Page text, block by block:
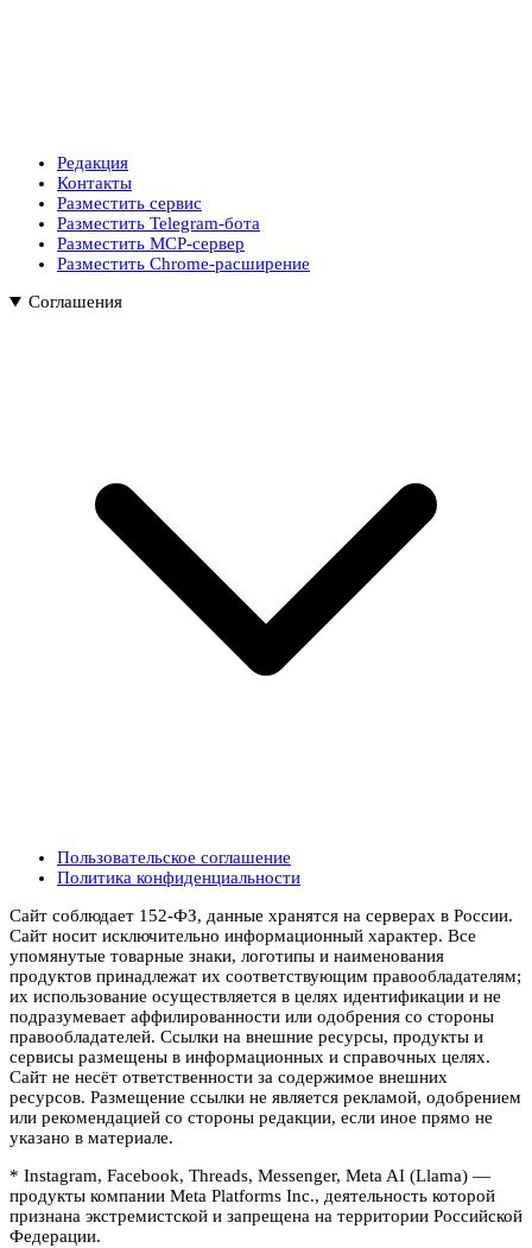
Редакция
Контакты
Разместить сервис
Разместить Telegram-бота
Разместить MCP-сервер
Разместить Chrome-расширение
Соглашения
Пользовательское соглашение
Политика конфиденциальности
Сайт соблюдает 152-ФЗ, данные хранятся на серверах в России.
Сайт носит исключительно информационный характер. Все
упомянутые товарные знаки, логотипы и наименования
продуктов принадлежат их соответствующим правообладателям;
их использование осуществляется в целях идентификации и не
подразумевает аффилированности или одобрения со стороны
правообладателей. Ссылки на внешние ресурсы, продукты и
сервисы размещены в информационных и справочных целях.
Сайт не несёт ответственности за содержимое внешних
ресурсов. Размещение ссылки не является рекламой, одобрением
или рекомендацией со стороны редакции, если иное прямо не
указано в материале.
* Instagram, Facebook, Threads, Messenger, Meta AI (Llama) —
продукты компании Meta Platforms Inc., деятельность которой
признана экстремистской и запрещена на территории Российской
Федерации.